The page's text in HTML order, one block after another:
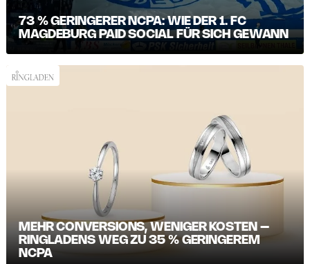
73 % GERINGERER NCPA: WIE DER 1. FC
MAGDEBURG PAID SOCIAL FÜR SICH GEWANN
MEHR CONVERSIONS, WENIGER KOSTEN –
RINGLADENS WEG ZU 35 % GERINGEREM
NCPA